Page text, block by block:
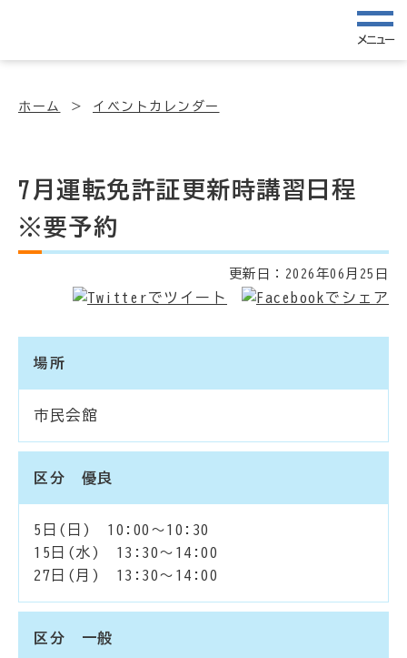
メニュー
ホーム イベントカレンダー
7月運転免許証更新時講習日程
※要予約
更新日： 2026年06月25日
場所
市民会館
区分 優良
5日(日) 10:00～10:30
15日(水) 13:30～14:00
27日(月) 13:30～14:00
区分 一般